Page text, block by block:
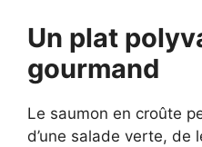
Un plat
gourmand
Le saumon en croûte
d’une salade verte, de